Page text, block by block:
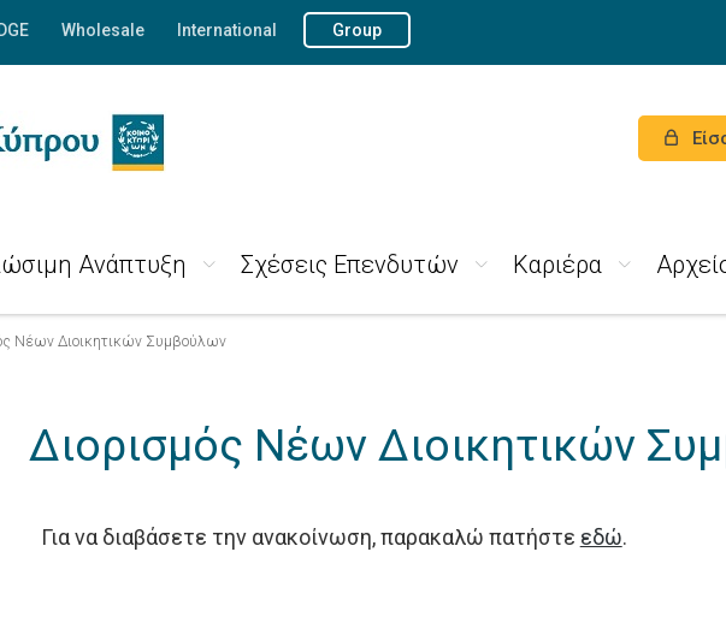
Wholesale International Group
Ανάπτυξη Σχέσεις Επενδυτών Καριέρα
Νέων Διοικητικών Συμβούλων
Διορισμός Νέων Διοικητικών
Για να διαβάσετε την ανακοίνωση, παρακαλώ πατήστε εδώ.